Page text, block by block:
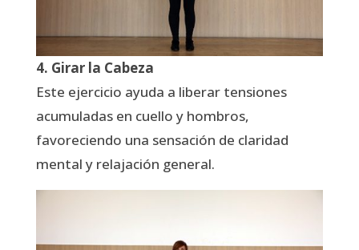
4. Girar la Cabeza
Este ejercicio ayuda a liberar tensiones
acumuladas en cuello y hombros,
favoreciendo una sensación de claridad
mental y relajación general.